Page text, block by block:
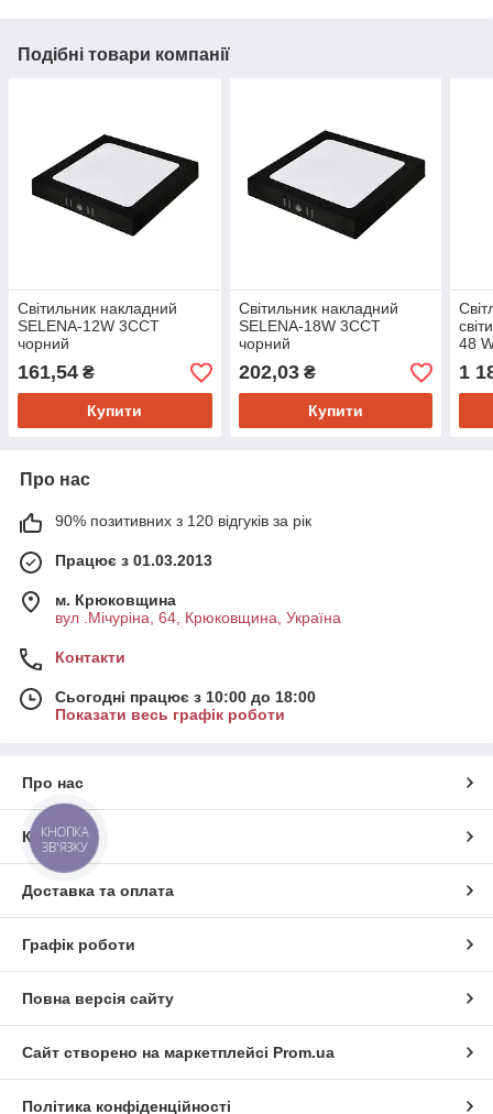
Подібні товари компанії
Світильник накладний
SELENA-12W 3CCT
чорний
161,54 ₴
Купити
Світильник накладний
SELENA-18W 3CCT
чорний
202,03₴
Купити
48
1
Про нас
90% позитивних з 120 відгуків за рік
Працює з 01.03.2013
м. Крюковщина
вул .Мічуріна, 64, Крюковщина, Україна
Контакти
Сьогодні працює з 10:00 до 18:00
Показати весь графік роботи
Про нас
Контакти
Доставка та оплата
Графік роботи
Повна версія сайту
Сайт створено на маркетплейсі Prom.ua
Політика конфіденційності
КНОПКА
ЗВ'ЯЗКУ